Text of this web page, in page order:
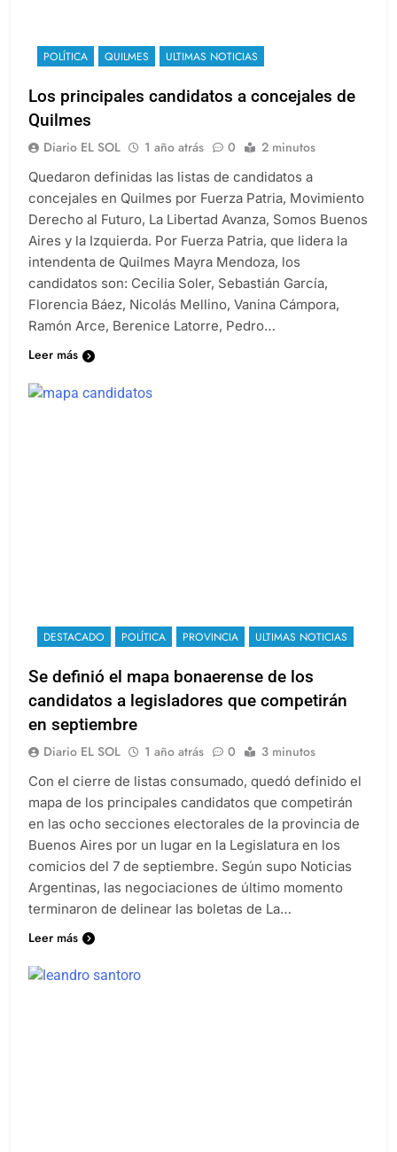
POLÍTICA QUILMES ULTIMAS NOTICIAS
Los principales candidatos a concejales de
Quilmes
Diario EL SOL 1 año atrás 0 2 minutos
Quedaron definidas las listas de candidatos a
concejales en Quilmes por Fuerza Patria, Movimiento
Derecho al Futuro, La Libertad Avanza, Somos Buenos
Aires y la Izquierda. Por Fuerza Patria, que lidera la
intendenta de Quilmes Mayra Mendoza, los
candidatos son: Cecilia Soler, Sebastián García,
Florencia Báez, Nicolás Mellino, Vanina Cámpora,
Ramón Arce, Berenice Latorre, Pedro…
Leer más
DESTACADO POLÍTICA PROVINCIA ULTIMAS NOTICIAS
Se definió el mapa bonaerense de los
candidatos a legisladores que competirán
en septiembre
Diario EL SOL 1 año atrás 0 3 minutos
Con el cierre de listas consumado, quedó definido el
mapa de los principales candidatos que competirán
en las ocho secciones electorales de la provincia de
Buenos Aires por un lugar en la Legislatura en los
comicios del 7 de septiembre. Según supo Noticias
Argentinas, las negociaciones de último momento
terminaron de delinear las boletas de La…
Leer más